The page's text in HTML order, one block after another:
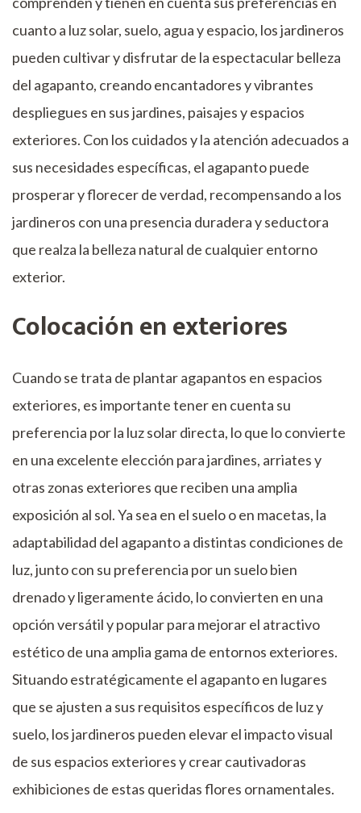
cuanto a luz solar, suelo, agua y espacio, los jardineros
pueden cultivar y disfrutar de la espectacular belleza
del agapanto, creando encantadores y vibrantes
despliegues en sus jardines, paisajes y espacios
exteriores. Con los cuidados y la atención adecuados a
sus necesidades específicas, el agapanto puede
prosperar y florecer de verdad, recompensando a los
jardineros con una presencia duradera y seductora
que realza la belleza natural de cualquier entorno
exterior.
Colocación en exteriores
Cuando se trata de plantar agapantos en espacios
exteriores, es importante tener en cuenta su
preferencia por la luz solar directa, lo que lo convierte
en una excelente elección para jardines, arriates y
otras zonas exteriores que reciben una amplia
exposición al sol. Ya sea en el suelo o en macetas, la
adaptabilidad del agapanto a distintas condiciones de
luz, junto con su preferencia por un suelo bien
drenado y ligeramente ácido, lo convierten en una
opción versátil y popular para mejorar el atractivo
estético de una amplia gama de entornos exteriores.
Situando estratégicamente el agapanto en lugares
que se ajusten a sus requisitos específicos de luz y
suelo, los jardineros pueden elevar el impacto visual
de sus espacios exteriores y crear cautivadoras
exhibiciones de estas queridas flores ornamentales.